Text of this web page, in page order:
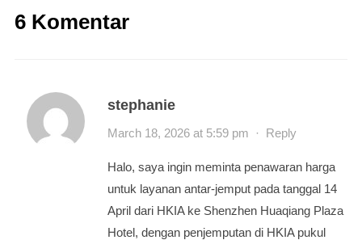
6 Komentar
stephanie
March 18, 2026 at 5:59 pm · Reply
Halo, saya ingin meminta penawaran harga
untuk layanan antar-jemput pada tanggal 14
April dari HKIA ke Shenzhen Huaqiang Plaza
Hotel, dengan penjemputan di HKIA pukul